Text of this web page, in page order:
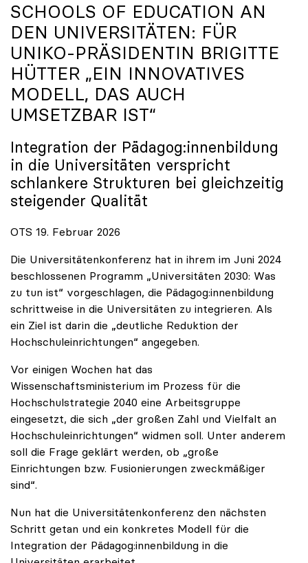
SCHOOLS OF EDUCATION AN
DEN UNIVERSITÄTEN: FÜR
UNIKO-PRÄSIDENTIN BRIGITTE
HÜTTER „EIN INNOVATIVES
MODELL, DAS AUCH
UMSETZBAR IST“
Integration der Pädagog:innenbildung
in die Universitäten verspricht
schlankere Strukturen bei gleichzeitig
steigender Qualität
OTS 19. Februar 2026
Die Universitätenkonferenz hat in ihrem im Juni 2024
beschlossenen Programm „Universitäten 2030: Was
zu tun ist“ vorgeschlagen, die Pädagog:innenbildung
schrittweise in die Universitäten zu integrieren. Als
ein Ziel ist darin die „deutliche Reduktion der
Hochschuleinrichtungen“ angegeben.
Vor einigen Wochen hat das
Wissenschaftsministerium im Prozess für die
Hochschulstrategie 2040 eine Arbeitsgruppe
eingesetzt, die sich „der großen Zahl und Vielfalt an
Hochschuleinrichtungen“ widmen soll. Unter anderem
soll die Frage geklärt werden, ob „große
Einrichtungen bzw. Fusionierungen zweckmäßiger
sind“.
Nun hat die Universitätenkonferenz den nächsten
Schritt getan und ein konkretes Modell für die
Integration der Pädagog:innenbildung in die